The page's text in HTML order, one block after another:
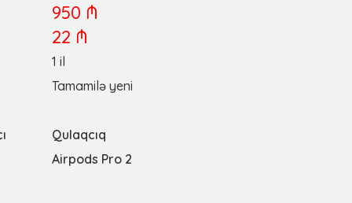
950 ₼
22 ₼
1 il
Tamamilə yeni
Qulaqcıq
Airpods Pro 2